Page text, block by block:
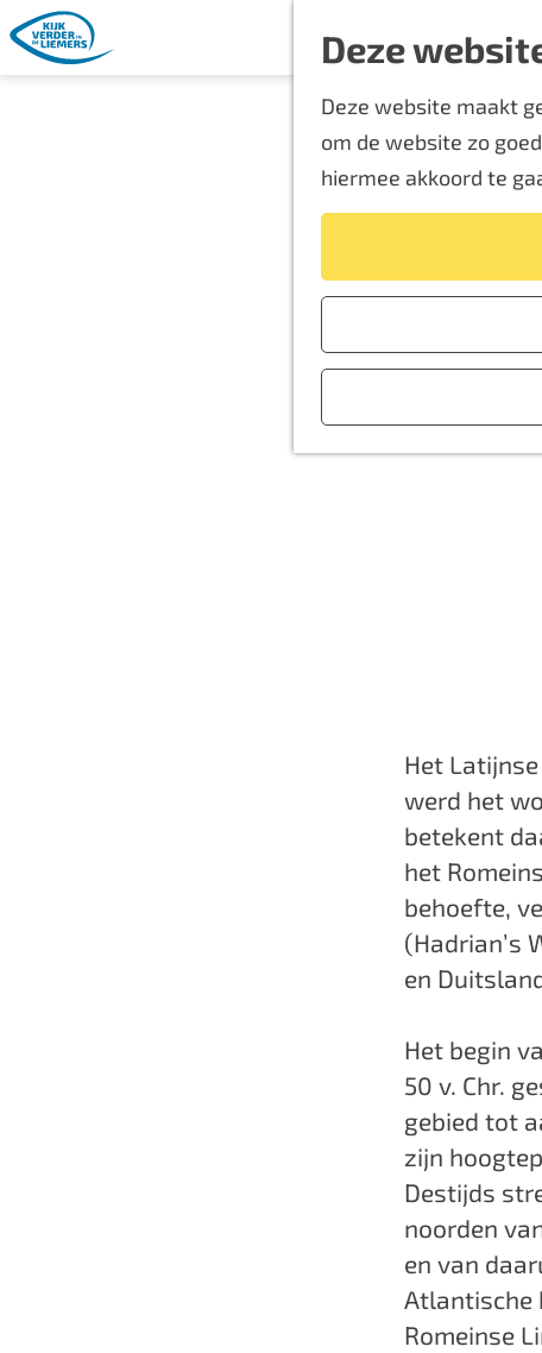
Deze
Deze website maakt
om de website zo
hiermee akkoord te
G
Het Latijnse
werd het
betekent
het
behoefte,
(Hadrian’s
en
Het begin
50 v. Chr.
gebied tot
zijn
Destijds
noorden
en van
Atlantische
Romeinse